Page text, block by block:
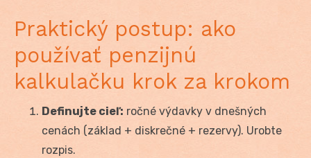
Praktický postup: ako
používať penzijnú
kalkulačku krok za krokom
Definujte cieľ: ročné výdavky v dnešných
cenách (základ + diskrečné + rezervy). Urobte
rozpis.